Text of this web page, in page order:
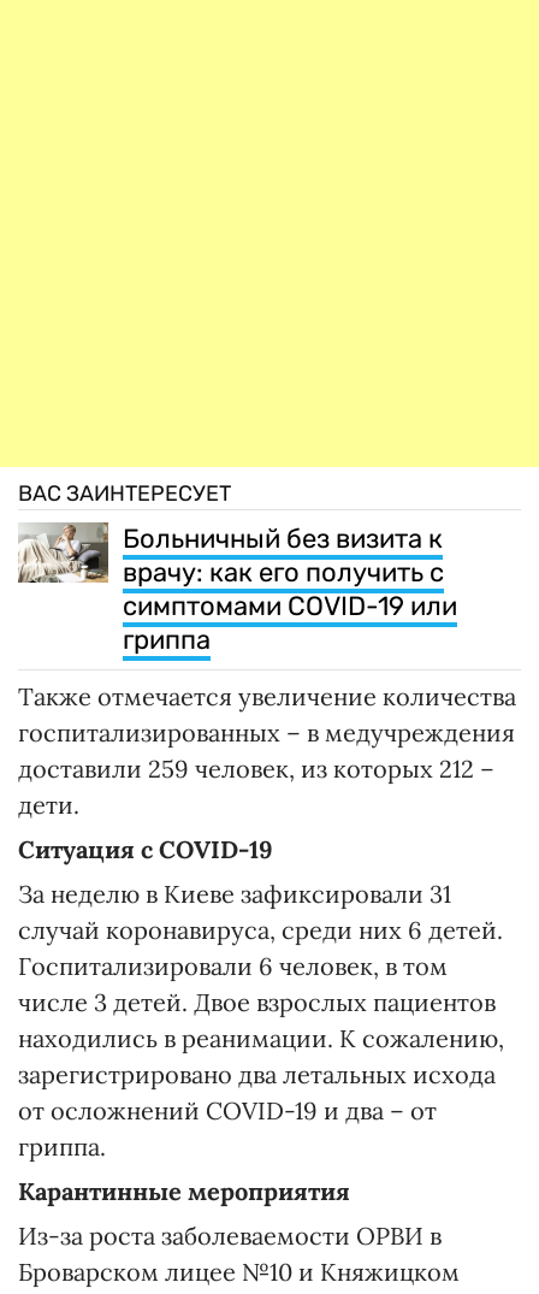
ВАС ЗАИНТЕРЕСУЕТ
Больничный без визита к
врачу: как его получить с
симптомами COVID-19 или
гриппа
Также отмечается увеличение количества
госпитализированных – в медучреждения
доставили 259 человек, из которых 212 –
дети.
Ситуация с COVID-19
За неделю в Киеве зафиксировали 31
случай коронавируса, среди них 6 детей.
Госпитализировали 6 человек, в том
числе 3 детей. Двое взрослых пациентов
находились в реанимации. К сожалению,
зарегистрировано два летальных исхода
от осложнений COVID-19 и два – от
гриппа.
Карантинные мероприятия
Из-за роста заболеваемости ОРВИ в
Броварском лицее №10 и Княжицком